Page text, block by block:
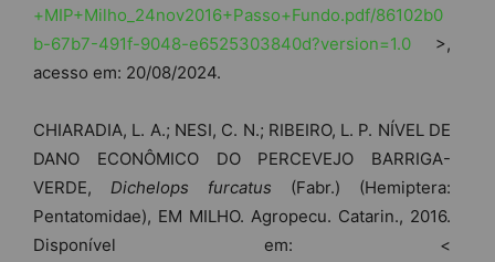
+MIP+Milho_24nov2016+Passo+Fundo.pdf/86102b0
b-67b7-491f-9048-e6525303840d?version=1.0 >,
acesso em: 20/08/2024.
CHIARADIA, L. A.; NESI, C. N.; RIBEIRO, L. P. NÍVEL DE
DANO ECONÔMICO DO PERCEVEJO BARRIGA-
VERDE, Dichelops furcatus (Fabr.) (Hemiptera:
Pentatomidae), EM MILHO. Agropecu. Catarin., 2016.
Disponível em: <